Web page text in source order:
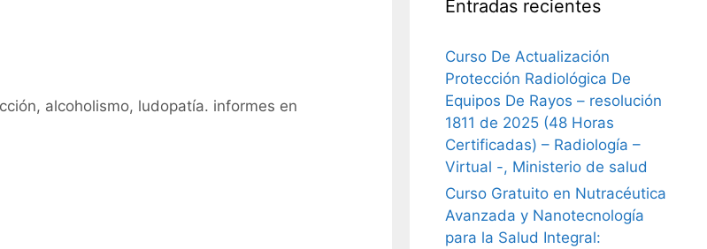
alcoholismo, ludopatía. informes en
Entradas recientes
Curso De Actualización
Protección Radiológica De
Equipos De Rayos – resolución
1811 de 2025 (48 Horas
Certificadas) – Radiología –
Virtual -, Ministerio de salud
Curso Gratuito en Nutracéutica
Avanzada y Nanotecnología
para la Salud Integral: